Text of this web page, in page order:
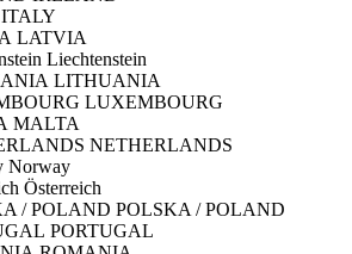
ITALY
LATVIA
Liechtenstein
LITHUANIA
LUXEMBOURG
MALTA
NETHERLANDS
Norway
Österreich
POLSKA / POLAND
PORTUGAL